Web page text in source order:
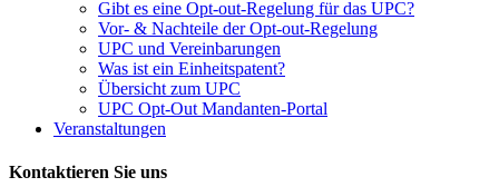
Gibt es eine Opt-out-Regelung für das UPC?
Vor- & Nachteile der Opt-out-Regelung
UPC und Vereinbarungen
Was ist ein Einheitspatent?
Übersicht zum UPC
UPC Opt-Out Mandanten-Portal
Veranstaltungen
Kontaktieren Sie uns